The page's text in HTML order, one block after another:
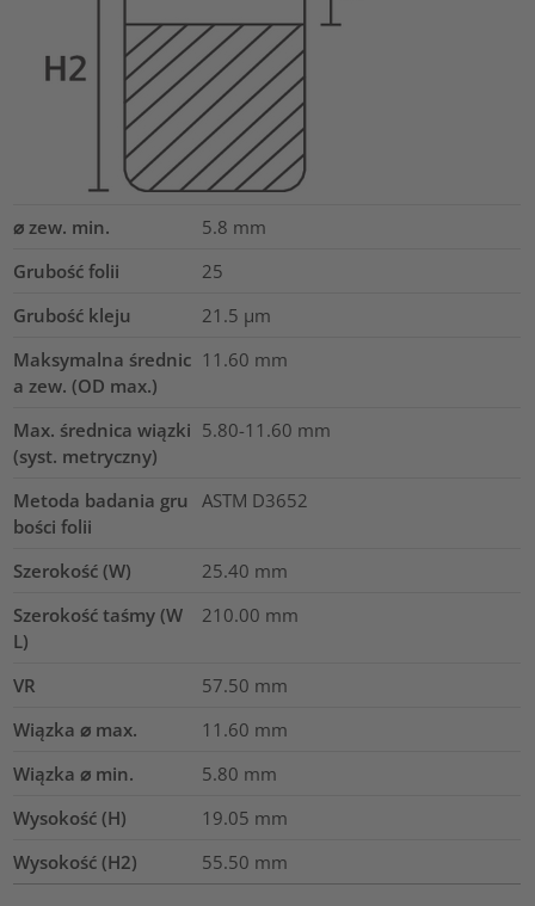
⌀ zew. min. 5.8 mm
Grubość folii
25
Grubość kleju
21.5 µm
Maksymalna średnic
a zew. (OD max.)
11.60 mm
Max. średnica wiązki
(syst. metryczny)
5.80-11.60 mm
Metoda badania gru
bości folii
ASTM D3652
Szerokość (W) 25.40 mm
Szerokość taśmy (W
L)
210.00 mm
VR 57.50 mm
Wiązka ⌀ max.
11.60 mm
Wiązka ⌀ min.
5.80 mm
Wysokość (H)
19.05 mm
Wysokość (H2)
55.50 mm